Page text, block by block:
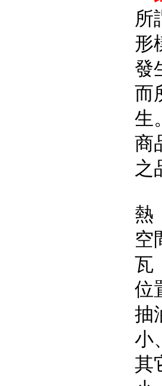
所
形
發
而
生
商
之
熱
空
瓦
位
抽
小
其